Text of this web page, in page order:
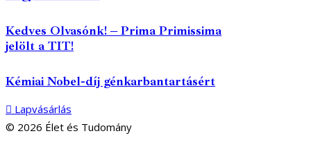
Kedves Olvasónk! – Prima Primissima
jelölt a TIT!
Kémiai Nobel-díj génkarbantartásért
Lapvásárlás
© 2026 Élet és Tudomány